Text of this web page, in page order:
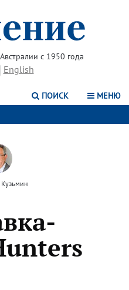
с 1950 года
English
ПОИСК МЕНЮ